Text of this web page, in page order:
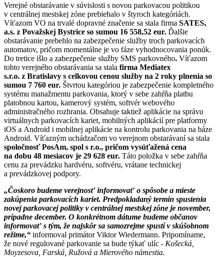
Verejné obstarávanie v súvislosti s novou parkovacou politikou
v centrálnej mestskej zóne prebiehalo v štyroch kategóriách.
Víťazom VO na trvalé dopravné značenie sa stala firma SATES,
a.s. z Považskej Bystrice so sumou 16 558,52 eur. Ďalšie
obstarávanie prebehlo na zabezpečenie služby troch parkovacích
automatov, pričom momentálne je vo fáze vyhodnocovania ponúk.
Do tretice išlo a zabezpečenie služby SMS parkovného. Víťazom
tohto verejného obstarávania sa stala firma Mediatex
s.r.o. z Bratislavy s celkovou cenou služby na 2 roky plnenia so
sumou 7 760 eur. Štvrtou kategóriou je zabezpečenie kompletného
systému manažmentu parkovania, ktorý v sebe zahŕňa platbu
platobnou kartou, kamerový systém, softvér webového
administračného rozhrania. Obsahuje taktiež aplikácie na správu
virtuálnych parkovacích kariet, mobilných aplikácií pre platformy
iOS a Android i mobilnej aplikácie na kontrolu parkovania na báze
Android. Víťazným uchádzačom vo verejnom obstarávaní sa stala
spoločnosť PosAm, spol s r.o., pričom vysúťažená cena
na dobu 48 mesiacov je 29 628 eur. Táto položka v sebe zahŕňa
cenu za prevádzku hardvéru, softvéru, vrátane technickej
a prevádzkovej podpory.
„Čoskoro budeme verejnosť informovať o spôsobe a mieste
zakúpenia parkovacích kariet. Predpokladaný termín spustenia
novej parkovacej politiky v centrálnej mestskej zóne je november,
prípadne december. O konkrétnom dátume budeme občanov
informovať s tým, že najskôr sa samozrejme spustí v skúšobnom
režime,“ informoval primátor Viktor Wiedermann. Pripomíname,
že nové regulované parkovanie sa bude týkať ulíc - Košecká,
Moyzesova, Farská, Ružová a Mierového námestia.